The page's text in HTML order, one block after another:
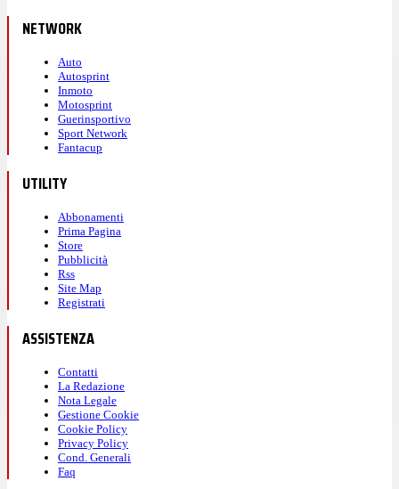
NETWORK
Auto
Autosprint
Inmoto
Motosprint
Guerinsportivo
Sport Network
Fantacup
UTILITY
Abbonamenti
Prima Pagina
Store
Pubblicità
Rss
Site Map
Registrati
ASSISTENZA
Contatti
La Redazione
Nota Legale
Gestione Cookie
Cookie Policy
Privacy Policy
Cond. Generali
Faq